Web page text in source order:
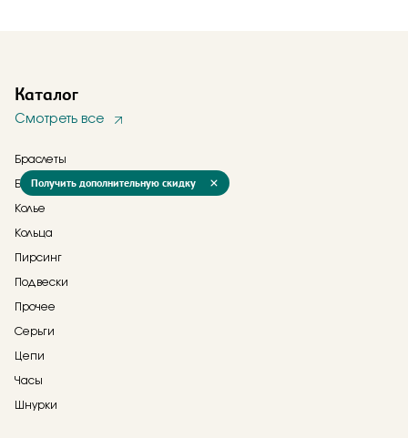
Каталог
Смотреть все
Браслеты
Брошь
Колье
Кольца
Пирсинг
Подвески
Прочее
Серьги
Цепи
Часы
Шнурки
Получить дополнительную скидку